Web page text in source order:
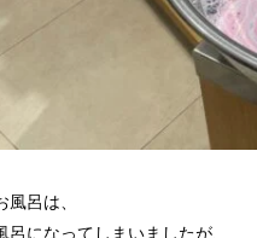
風呂は、
呂になってしまいましたが、